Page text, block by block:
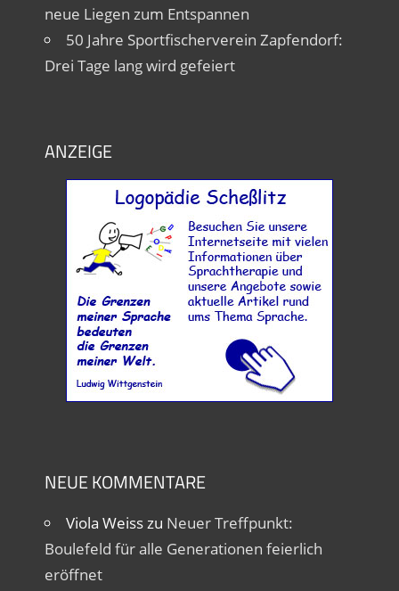
neue Liegen zum Entspannen
50 Jahre Sportfischerverein Zapfendorf:
Drei Tage lang wird gefeiert
ANZEIGE
NEUE KOMMENTARE
Viola Weisszu Neuer Treffpunkt:
Boulefeld für alle Generationen feierlich
eröffnet